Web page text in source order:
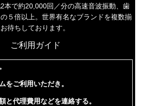
本で約20,000回／分の高速音波振動、歯
５倍以上。世界有名なブランドを複数揃
待ちしております。
ご利用ガイド
をご利用いただき。
と代理費用などを連絡する。